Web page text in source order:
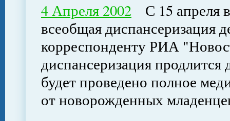
4 Апреля 2002 С 15 апреля
всеобщая диспансеризация
корреспонденту РИА
диспансеризация продлится
будет проведено полное
от новорожденных